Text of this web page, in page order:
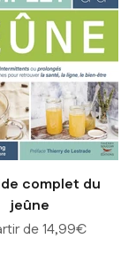
complet du
jeûne
vente
de 14,99€